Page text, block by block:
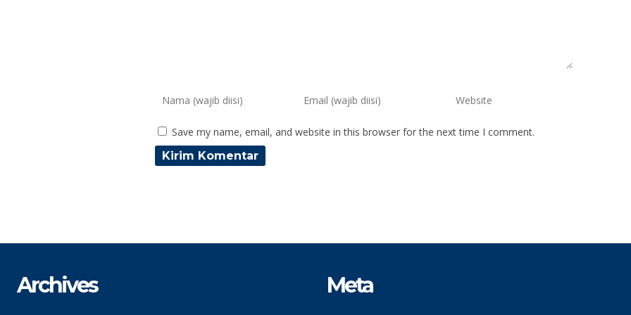
Save my name, email, and website in this browser for the next time I comment.
Archives Meta